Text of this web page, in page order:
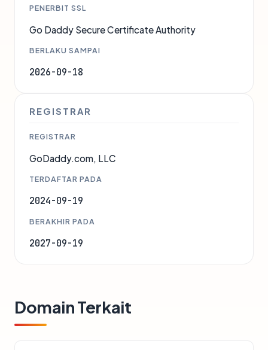
PENERBIT SSL
Go Daddy Secure Certificate Authority
BERLAKU SAMPAI
2026-09-18
REGISTRAR
REGISTRAR
GoDaddy.com, LLC
TERDAFTAR PADA
2024-09-19
BERAKHIR PADA
2027-09-19
Domain Terkait